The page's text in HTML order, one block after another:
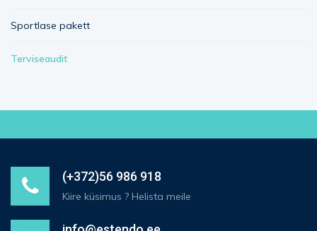
Sportlase pakett
Terviseaudit
(+372)56 986 918
Kiire küsimus ? Helista meile